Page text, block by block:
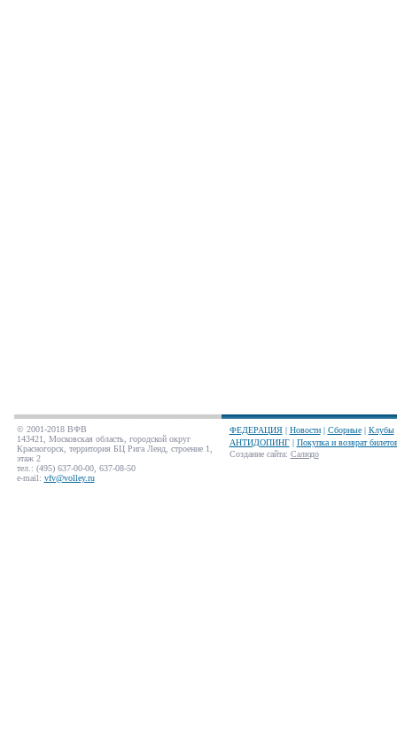
© 2001-2018 ВФВ
143421, Московская область, городской округ
Красногорск, территория БЦ Рига Ленд, строение 1,
этаж 2
тел.: (495) 637-00-00, 637-08-50
e-mail: vfv@volley.ru
ФЕДЕРАЦИЯ| Новости| Сборные| Клубы
АНТИДОПИНГ| Покупка и возврат
Создание сайта: Салюдо